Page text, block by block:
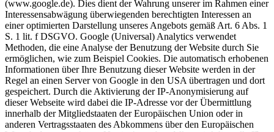
(www.google.de). Dies dient der Wahrung unserer im Rahmen einer
Interessensabwägung überwiegenden berechtigten Interessen an
einer optimierten Darstellung unseres Angebots gemäß Art. 6 Abs. 1
S. 1 lit. f DSGVO. Google (Universal) Analytics verwendet
Methoden, die eine Analyse der Benutzung der Website durch Sie
ermöglichen, wie zum Beispiel Cookies. Die automatisch erhobenen
Informationen über Ihre Benutzung dieser Website werden in der
Regel an einen Server von Google in den USA übertragen und dort
gespeichert. Durch die Aktivierung der IP-Anonymisierung auf
dieser Webseite wird dabei die IP-Adresse vor der Übermittlung
innerhalb der Mitgliedstaaten der Europäischen Union oder in
anderen Vertragsstaaten des Abkommens über den Europäischen